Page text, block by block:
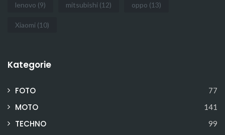
lenovo (9) mitsubishi (12) oppo (13)
Xiaomi (10)
Kategorie
FOTO 77
MOTO 141
TECHNO 99